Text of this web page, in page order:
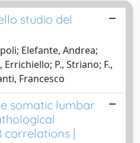
studio del
Elefante, Andrea;
P., Striano; F.,
Francesco
somatic lumbar
correlations |